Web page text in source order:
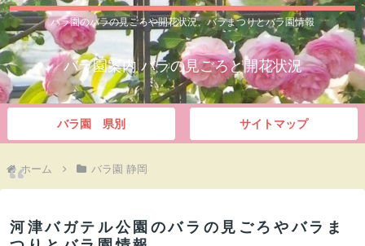
バラ園のバラの見ごろや開花状況、バラまつりとバラ園情報
バラ園案内 バラの見ごろと開花状況
バラ園 県別 サイトマップ
ホーム バラ園 静岡
河津バガテル公園のバラの見ごろやバラま